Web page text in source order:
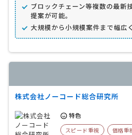
ブロックチェーン等複数の最新
提案が可能。
大規模から小規模案件まで幅広
株式会社ノーコード総合研究所
特色
スピード重視 価格重